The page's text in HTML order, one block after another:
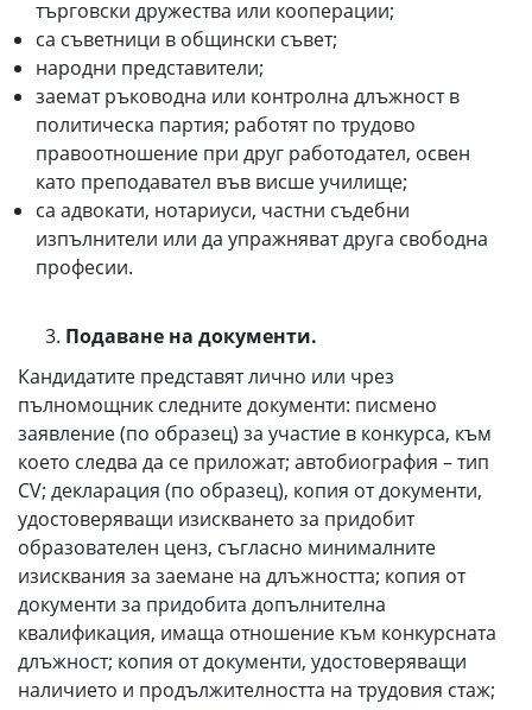
търговски дружества или кооперации;
са съветници в общински съвет;
народни представители;
заемат ръководна или контролна длъжност в
политическа партия; работят по трудово
правоотношение при друг работодател, освен
като преподавател във висше училище;
са адвокати, нотариуси, частни съдебни
изпълнители или да упражняват друга свободна
професии.
Подаване на документи.
Кандидатите представят лично или чрез
пълномощник следните документи: писмено
заявление (по образец) за участие в конкурса, към
което следва да се приложат; автобиография – тип
CV; декларация (по образец), копия от документи,
удостоверяващи изискването за придобит
образователен ценз, съгласно минималните
изисквания за заемане на длъжността; копия от
документи за придобита допълнителна
квалификация, имаща отношение към конкурсната
длъжност; копия от документи, удостоверяващи
наличието и продължителността на трудовия стаж;